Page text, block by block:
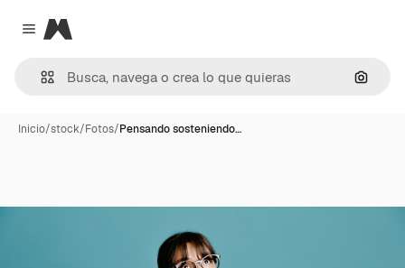
Close menu
Magnific
Inicio/stock/Fotos/Pensando sosteniendo…